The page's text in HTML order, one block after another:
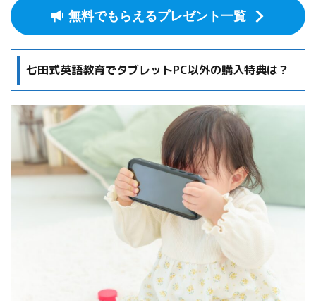
無料でもらえるプレゼント一覧
七田式英語教育でタブレットPC以外の購入特典は？